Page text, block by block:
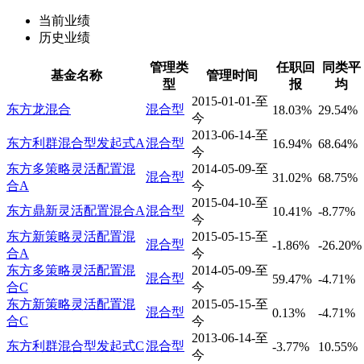
当前业绩
历史业绩
基金名称
管理类
型
管理时间
任职回
报
同类平
均
东方龙混合
混合型
2015-01-01-至
今
18.03% 29.54%
东方利群混合型发起式A混合型
2013-06-14-至
今
16.94% 68.64%
东方多策略灵活配置混
合A
混合型
2014-05-09-至
今
31.02% 68.75%
东方鼎新灵活配置混合A混合型
2015-04-10-至
今
10.41% -8.77%
东方新策略灵活配置混
合A
混合型
2015-05-15-至
今
-1.86% -26.20%
东方多策略灵活配置混
合C
混合型
2014-05-09-至
今
59.47% -4.71%
东方新策略灵活配置混
合C
混合型
2015-05-15-至
今
0.13% -4.71%
东方利群混合型发起式C混合型
2013-06-14-至
今
-3.77% 10.55%